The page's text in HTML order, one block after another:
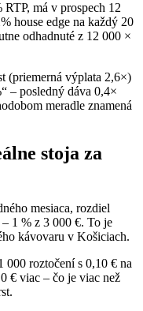
má v prospech 12
house edge na každý 20
odhadnuté z 12 000 ×
(priemerná výplata 2,6×)
– posledný dáva 0,4×
meradle znamená
stoja za
mesiaca, rozdiel
1 % z 3 000 €. To je
kávovaru v Košiciach.
000 roztočení s 0,10 € na
€ viac – čo je viac než